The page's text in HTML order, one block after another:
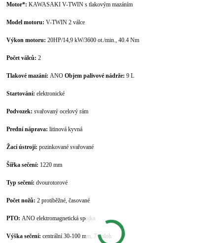
Motor*: KAWASAKI V-TWIN s tlakovým mazáním
Model motoru: V-TWIN 2 válce
Výkon motoru:20HP/14,9 kW/3600 ot./min., 40.4 Nm
Počet válců:2
Tlakové mazání: ANOObjem palivové nádrže: 9 L
Startování: elektronické
Podvozek: svařovaný ocelový rám
Prední náprava:litinová kyvná
Žací ústrojí: pozinkované svařované
Šířka sečení: 1220 mm
Typ sečení: dvourotorové
Počet nožů:2 protiběžné, časované
PTO: ANO elektromagnetická spojka
Výška sečení:centrální 30-100 mm, 7 poloh